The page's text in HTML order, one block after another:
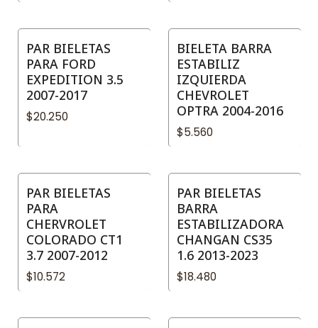
PAR BIELETAS
PARA FORD
EXPEDITION 3.5
2007-2017
$20.250
BIELETA BARRA
ESTABILIZ
IZQUIERDA
CHEVROLET
OPTRA 2004-2016
$5.560
PAR BIELETAS
PARA
CHERVROLET
COLORADO CT1
3.7 2007-2012
$10.572
PAR BIELETAS
BARRA
ESTABILIZADORA
CHANGAN CS35
1.6 2013-2023
$18.480